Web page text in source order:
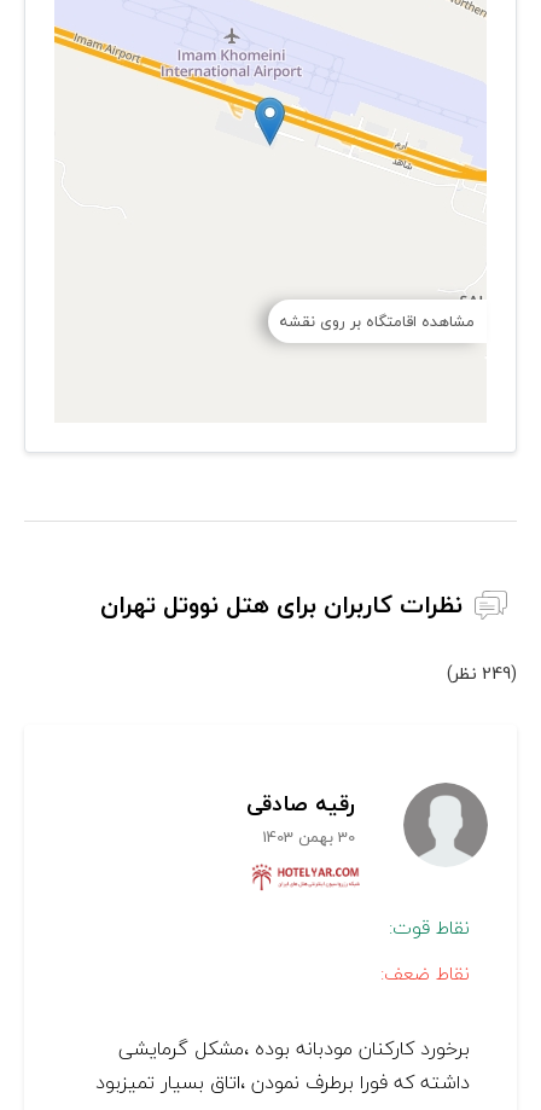
مشاهده اقامتگاه بر روی نقشه
نظرات کاربران برای هتل نووتل تهران
(249 نظر)
رقیه صادقی
30 بهمن 1403
نقاط قوت:
نقاط ضعف:
برخورد کارکنان مودبانه بوده ،مشکل گرمایشی
داشته که فورا برطرف نمودن ،اتاق بسیار تمیزبود